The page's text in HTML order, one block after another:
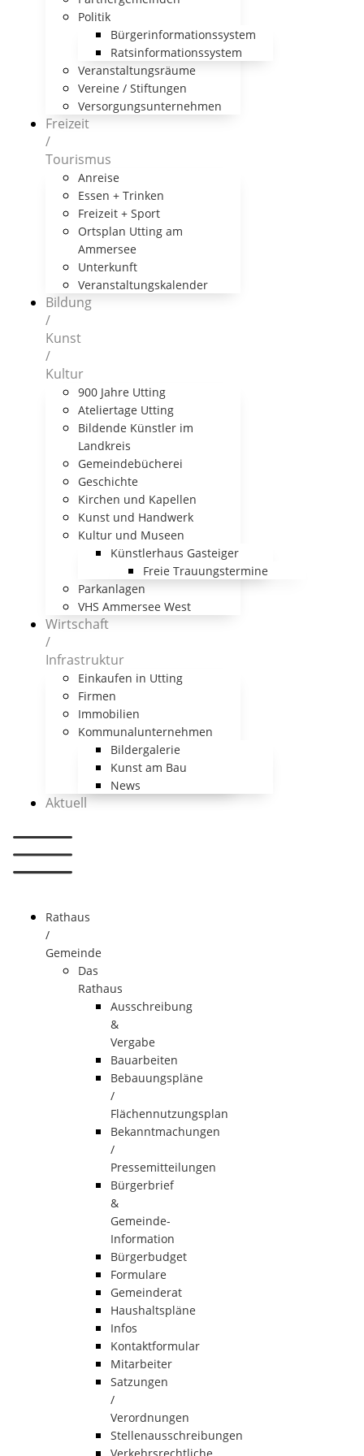
Politik
Bürgerinformationssystem
Ratsinformationssystem
Veranstaltungsräume
Vereine / Stiftungen
Versorgungsunternehmen
Freizeit
/
Tourismus
Anreise
Essen + Trinken
Freizeit + Sport
Ortsplan Utting am
Ammersee
Unterkunft
Veranstaltungskalender
Bildung
/
Kunst
/
Kultur
900 Jahre Utting
Ateliertage Utting
Bildende Künstler im
Landkreis
Gemeindebücherei
Geschichte
Kirchen und Kapellen
Kunst und Handwerk
Kultur und Museen
Künstlerhaus Gasteiger
Freie Trauungstermine
Parkanlagen
VHS Ammersee West
Wirtschaft
/
Infrastruktur
Einkaufen in Utting
Firmen
Immobilien
Kommunalunternehmen
Bildergalerie
Kunst am Bau
News
Aktuell
Rathaus
/
Gemeinde
Das
Rathaus
Ausschreibung
&
Vergabe
Bauarbeiten
Bebauungspläne
/
Flächennutzungsplan
Bekanntmachungen
/
Pressemitteilungen
Bürgerbrief
&
Gemeinde-
Information
Bürgerbudget
Formulare
Gemeinderat
Haushaltspläne
Infos
Kontaktformular
Mitarbeiter
Satzungen
/
Verordnungen
Stellenausschreibungen
Verkehrsrechtliche